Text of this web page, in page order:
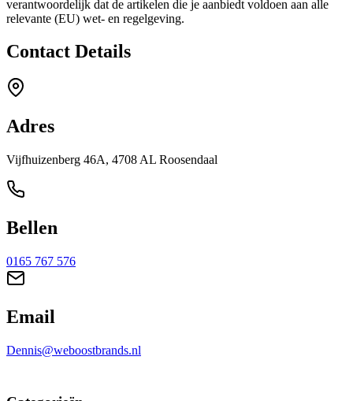
verantwoordelijk dat de artikelen die je aanbiedt voldoen aan alle
relevante (EU) wet- en regelgeving.
Contact Details
Adres
Vijfhuizenberg 46A, 4708 AL Roosendaal
Bellen
0165 767 576
Email
Dennis@weboostbrands.nl